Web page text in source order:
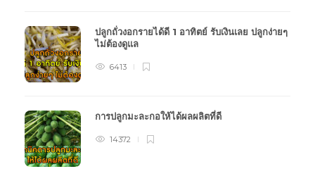
ปลูกถั่วงอกรายได้ดี 1 อาทิตย์ รับเงินเลย ปลูกง่ายๆ
ไม่ต้องดูแล
6413
การปลูกมะละกอให้ได้ผลผลิตที่ดี
14372